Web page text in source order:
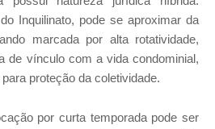
Inquilinato, pode se aproximar da
marcada por alta rotatividade,
de vínculo com a vida condominial,
proteção da coletividade.
por curta temporada pode ser